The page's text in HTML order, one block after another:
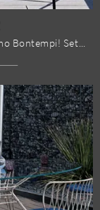
Arreda lo spazio esterno con l'Arredo Giardino Bontempi! Set e tavolini da giardino in metallo, come il modello Rico Alto Outdoor, ti aspettano!